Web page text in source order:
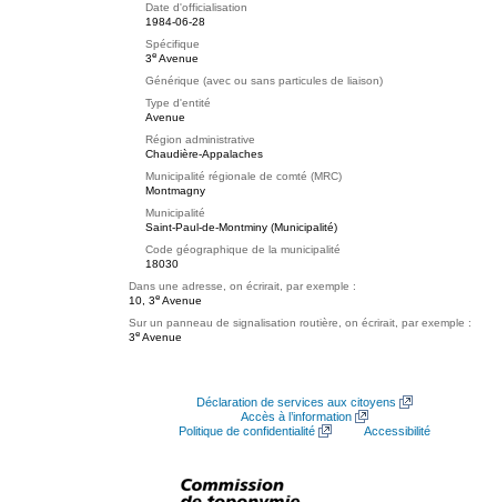
Date d'officialisation
1984-06-28
Spécifique
3e Avenue
Générique (avec ou sans particules de liaison)
Type d'entité
Avenue
Région administrative
Chaudière-Appalaches
Municipalité régionale de comté (MRC)
Montmagny
Municipalité
Saint-Paul-de-Montminy (Municipalité)
Code géographique de la municipalité
18030
Dans une adresse, on écrirait, par exemple :
10, 3e Avenue
Sur un panneau de signalisation routière, on écrirait, par exemple :
3e Avenue
Déclaration de services aux citoyens
Accès à l’information
Politique de confidentialité
Accessibilité